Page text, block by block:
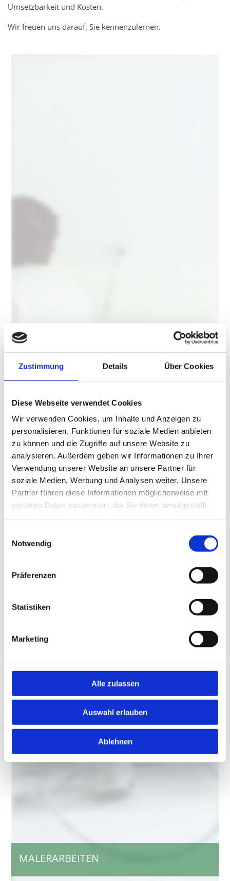
Zustimmung Details Über Cookies
Diese Webseite verwendet Cookies
Wir verwenden Cookies, um Inhalte und Anzeigen zu
personalisieren, Funktionen für soziale Medien anbieten
zu können und die Zugriffe auf unsere Website zu
analysieren. Außerdem geben wir Informationen zu Ihrer
Verwendung unserer Website an unsere Partner für
soziale Medien, Werbung und Analysen weiter. Unsere
Partner führen diese Informationen möglicherweise mit
weiteren Daten zusammen, die Sie ihnen bereitgestellt
Notwendig
Präferenzen
Statistiken
Marketing
Alle zulassen
Auswahl erlauben
Ablehnen
Umsetzbarkeit und Kosten.
Wir freuen uns darauf, Sie kennenzulernen.
MALERARBEITEN